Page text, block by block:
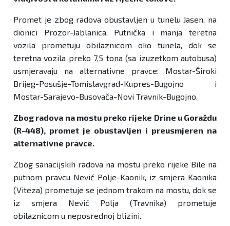
Promet je zbog radova obustavljen u tunelu Jasen, na
dionici Prozor-Jablanica. Putnička i manja teretna
vozila prometuju obilaznicom oko tunela, dok se
teretna vozila preko 7,5 tona (sa izuzetkom autobusa)
usmjeravaju na alternativne pravce: Mostar-Široki
Brijeg-Posušje-Tomislavgrad-Kupres-Bugojno i
Mostar-Sarajevo-Busovača-Novi Travnik-Bugojno.
Zbog radova na mostu preko rijeke Drine u Goraždu
(R-448), promet je obustavljen i preusmjeren na
alternativne pravce.
Zbog sanacijskih radova na mostu preko rijeke Bile na
putnom pravcu Nević Polje-Kaonik, iz smjera Kaonika
(Viteza) prometuje se jednom trakom na mostu, dok se
iz smjera Nević Polja (Travnika) prometuje
obilaznicom u neposrednoj blizini.